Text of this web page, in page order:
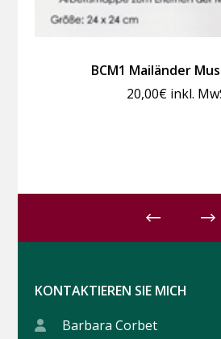
BCM1 Mailänder
20,00€ inkl.
KONTAKTIEREN SIE MICH
Barbara Corbet